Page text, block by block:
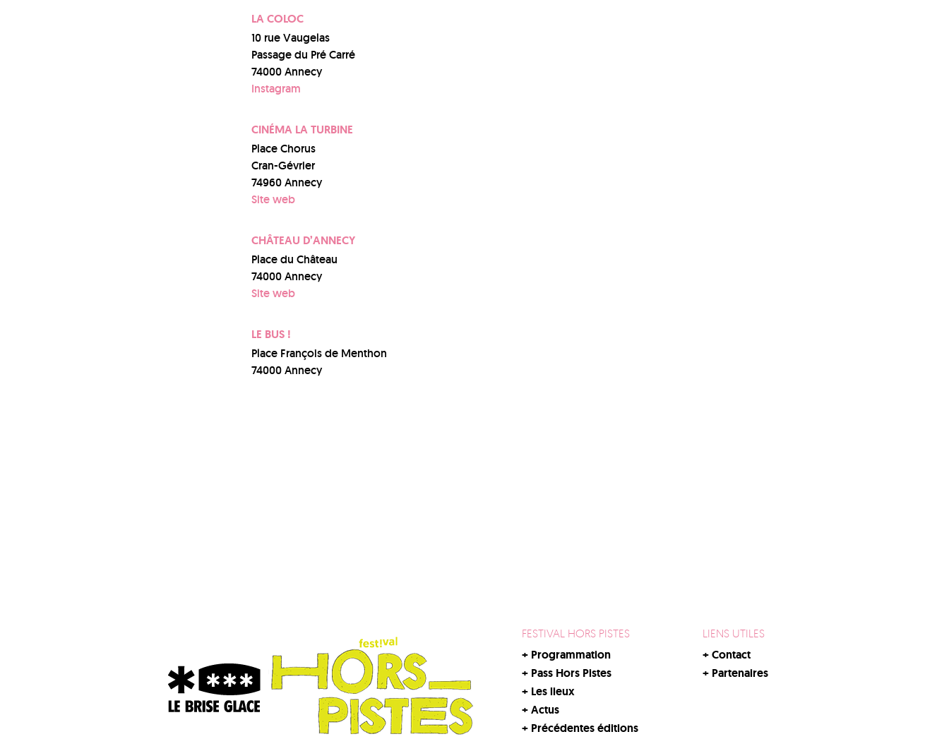
LA COLOC
10 rue Vaugelas
Passage du Pré Carré
74000 Annecy
Instagram
CINÉMA LA TURBINE
Place Chorus
Cran-Gévrier
74960 Annecy
Site web
CHÂTEAU D’ANNECY
Place du Château
74000 Annecy
Site web
LE BUS !
Place François de Menthon
74000 Annecy
FESTIVAL HORS PISTES
+ Programmation
+ Pass Hors Pistes
+ Les lieux
+Actus
+ Précédentes éditions
LIENS UTILES
+Contact
+ Partenaires